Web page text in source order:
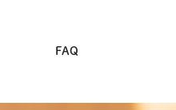
FAQ